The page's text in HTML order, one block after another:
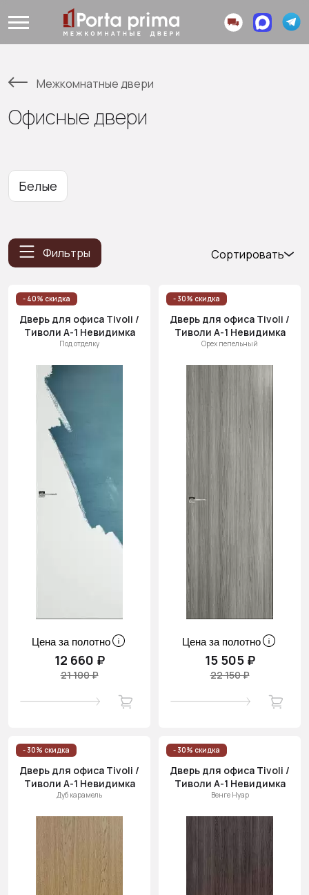
Межкомнатные двери
Офисные двери
Белые
Фильтры
Сортировать
Цена
(возр.)
Цена (убыв.)
новинки
- 40% скидка
Дверь для офиса Tivoli /
Тиволи А-1 Невидимка
Под отделку
Цена за полотно
12 660 ₽
21 100 ₽
- 30% скидка
Дверь для офиса Tivoli /
Тиволи А-1 Невидимка
Орех пепельный
Цена за полотно
15 505 ₽
22 150 ₽
- 30% скидка
Дверь для офиса Tivoli /
Тиволи А-1 Невидимка
Дуб карамель
- 30% скидка
Дверь для офиса Tivoli /
Тиволи А-1 Невидимка
Венге Нуар